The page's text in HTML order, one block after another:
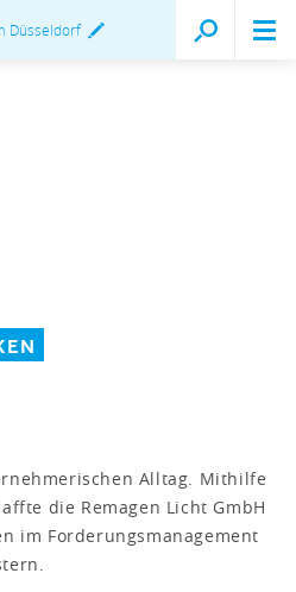
Düsseldorf
Alltag. Mithilfe
die Remagen Licht GmbH
im Forderungsmanagement